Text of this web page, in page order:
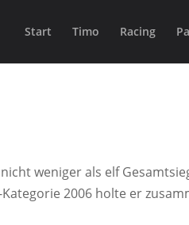
Start Timo Racing
weniger als elf
2006 holte er